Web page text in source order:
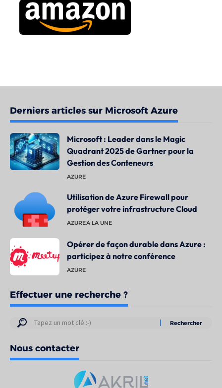
Derniers articles sur Microsoft Azure
Microsoft : Leader dans le Magic
Quadrant 2025 de Gartner pour la
Gestion des Conteneurs
AZURE
Utilisation de Azure Firewall pour
protéger votre infrastructure Cloud
AZUREÀ LA UNE
Opérer de façon durable dans Azure :
participez à notre conférence
AZURE
Effectuer une recherche ?
Résultats
votre
recherche
Nous contacter